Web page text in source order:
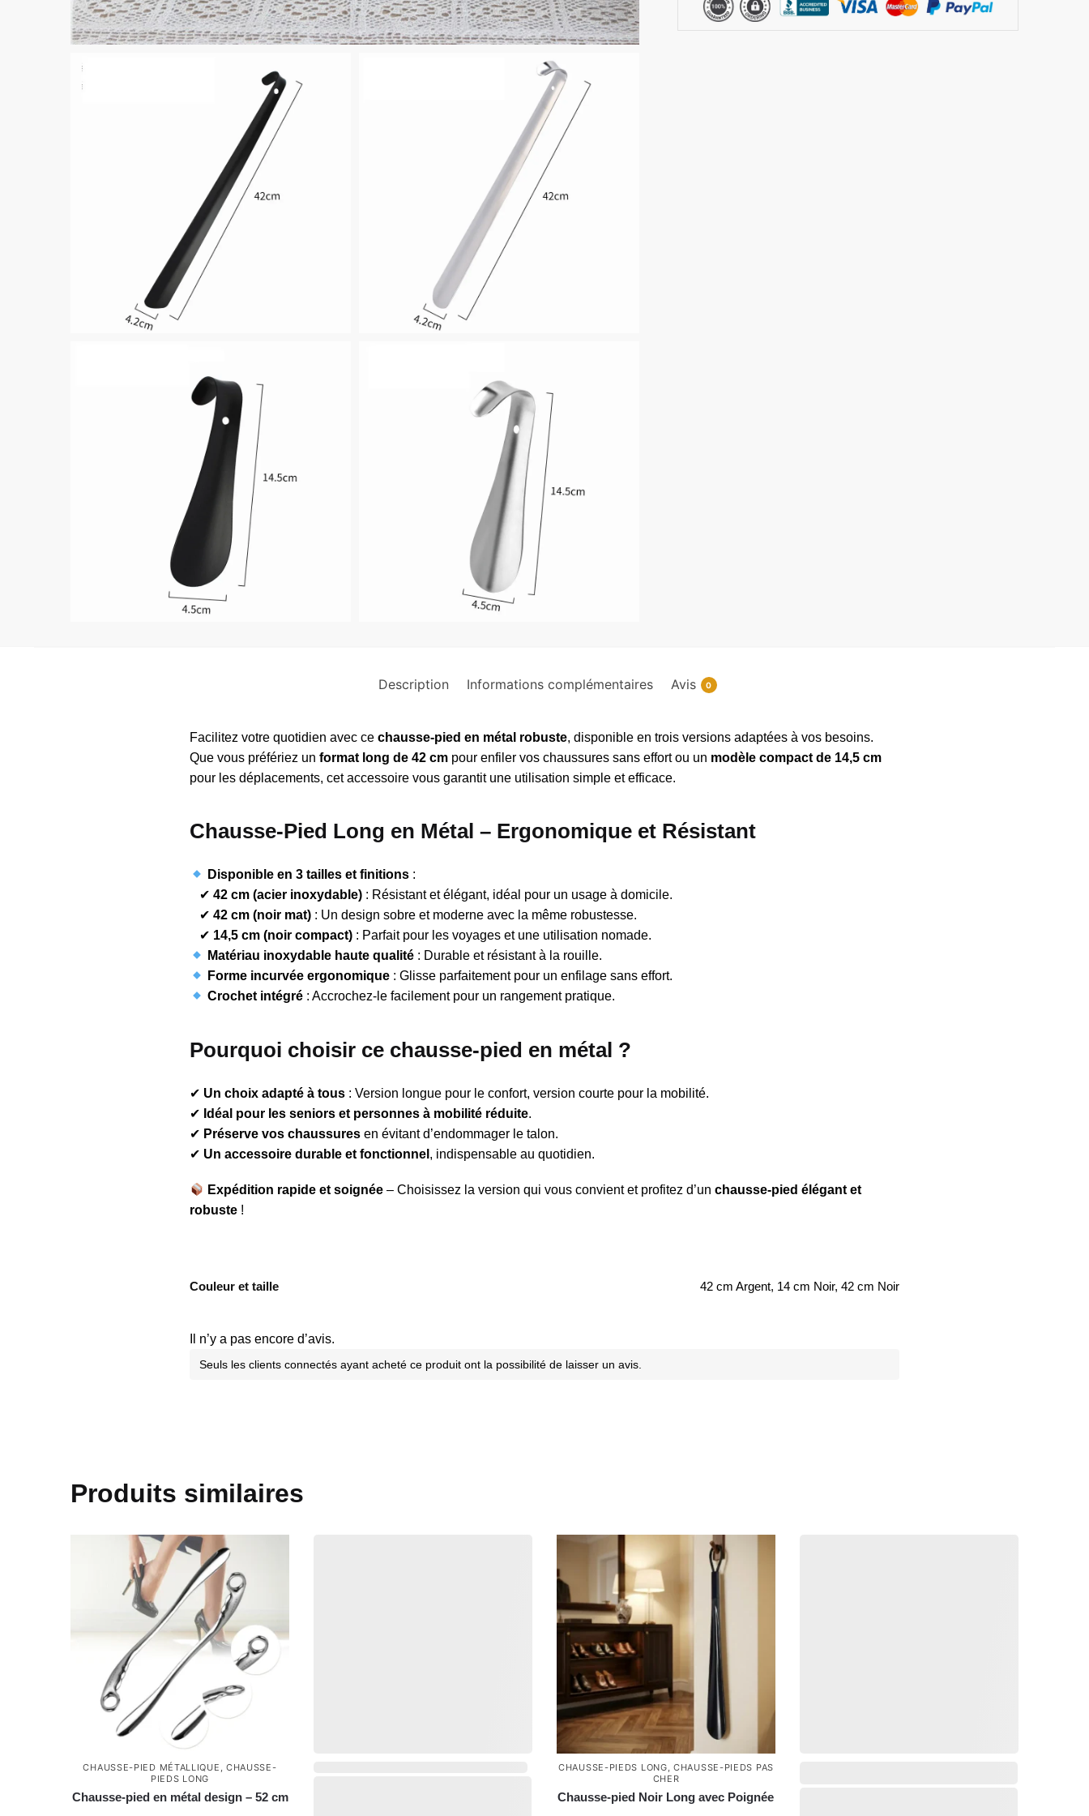
Description Informations complémentaires Avis 0
Facilitez votre quotidien avec ce chausse-pied en métal robuste, disponible en trois versions adaptées à vos besoins.
Que vous préfériez un format long de 42 cmpour enfiler vos chaussures sans effort ou un modèle compact de 14,5 cm
pour les déplacements, cet accessoire vous garantit une utilisation simple et efficace.
Chausse-Pied Long en Métal – Ergonomique et Résistant
Disponible en 3 tailles et finitions :
✔ 42 cm (acier inoxydable): Résistant et élégant, idéal pour un usage à domicile.
✔ 42 cm (noir mat): Un design sobre et moderne avec la même robustesse.
✔ 14,5 cm (noir compact): Parfait pour les voyages et une utilisation nomade.
Matériau inoxydable haute qualité : Durable et résistant à la rouille.
Forme incurvée ergonomique : Glisse parfaitement pour un enfilage sans effort.
Crochet intégré : Accrochez-le facilement pour un rangement pratique.
Pourquoi choisir ce chausse-pied en métal ?
✔ Un choix adapté à tous: Version longue pour le confort, version courte pour la mobilité.
✔ Idéal pour les seniors et personnes à mobilité réduite.
✔ Préserve vos chaussuresen évitant d’endommager le talon.
✔ Un accessoire durable et fonctionnel , indispensable au quotidien.
Expédition rapide et soignée – Choisissez la version qui vous convient et profitez d’unchausse-pied élégant et
robuste!
Couleur et taille 42 cm Argent, 14 cm Noir, 42 cm Noir
Il n’y a pas encore d’avis.
Seuls les clients connectés ayant acheté ce produit ont la possibilité de laisser un avis.
Produits similaires
CHAUSSE-PIED MÉTALLIQUE , CHAUSSE-
PIEDS LONG
Chausse-pied en métal design – 52 cm
CHAUSSE-PIEDS LONG,CHAUSSE-PIEDS PAS
CHER
Chausse-pied Noir Long avec Poignée